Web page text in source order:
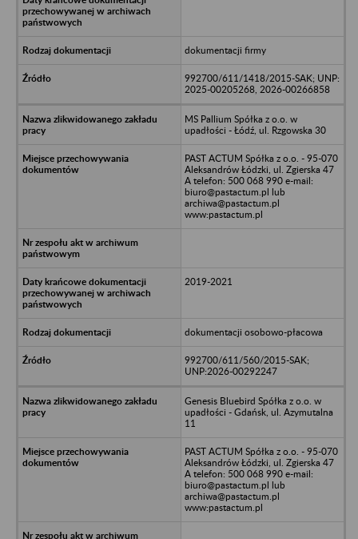
dokumentacji firmy
992700/611/1418/2015-SAK; UNP:
2025-00205268, 2026-00266858
MS Pallium Spółka z o.o. w
upadłości - Łódź, ul. Rzgowska 30
PAST ACTUM Spółka z o.o. - 95-070
Aleksandrów Łódzki, ul. Zgierska 47
A telefon: 500 068 990 e-mail:
biuro@pastactum.pl lub
archiwa@pastactum.pl
www:pastactum.pl
2019-2021
dokumentacji osobowo-płacowa
992700/611/560/2015-SAK;
UNP:2026-00292247
Genesis Bluebird Spółka z o.o. w
upadłości - Gdańsk, ul. Azymutalna
11
PAST ACTUM Spółka z o.o. - 95-070
Aleksandrów Łódzki, ul. Zgierska 47
A telefon: 500 068 990 e-mail:
biuro@pastactum.pl lub
archiwa@pastactum.pl
www:pastactum.pl